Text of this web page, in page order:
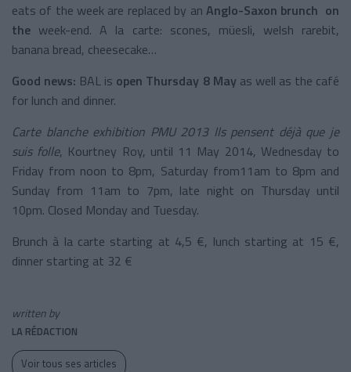
eats of the week are replaced by an Anglo-Saxon brunch on
the week-end. A la carte: scones, müesli, welsh rarebit,
banana bread, cheesecake…
Good news: BAL is open Thursday 8 May as well as the café
for lunch and dinner.
Carte blanche exhibition PMU 2013 Ils pensent déjà que je
suis folle, Kourtney Roy, until 11 May 2014, Wednesday to
Friday from noon to 8pm, Saturday from11am to 8pm and
Sunday from 11am to 7pm, late night on Thursday until
10pm. Closed Monday and Tuesday.
Brunch à la carte starting at 4,5 €, lunch starting at 15 €,
dinner starting at 32 €
written by
LA RÉDACTION
Voir tous ses articles